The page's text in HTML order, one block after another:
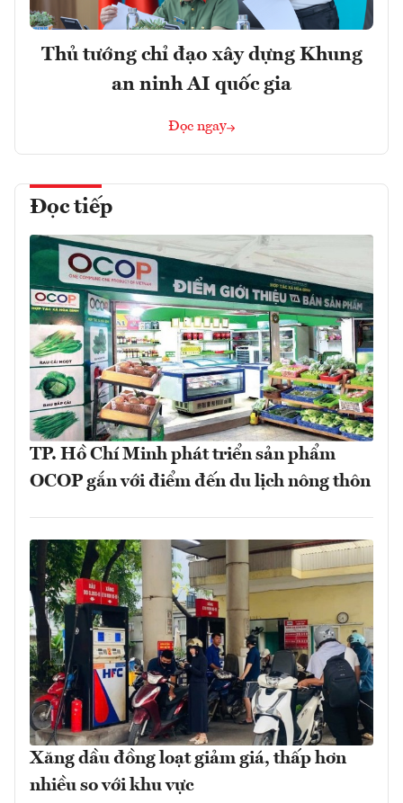
Thủ tướng chỉ đạo xây dựng Khung
an ninh AI quốc gia
Đọc ngay
Đọc tiếp
TP. Hồ Chí Minh phát triển sản phẩm
OCOP gắn với điểm đến du lịch nông thôn
Xăng dầu đồng loạt giảm giá, thấp hơn
nhiều so với khu vực